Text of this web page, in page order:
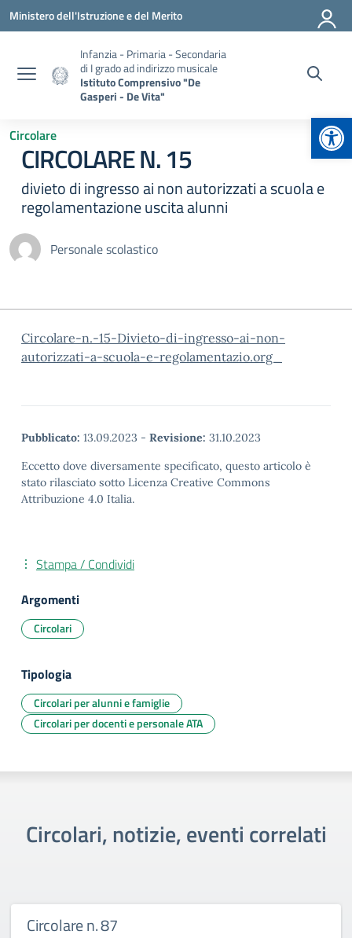
Vai ai contenuti
Vai al menu di navigazione
Vai al footer
Ministero dell'Istruzione e del Merito
Infanzia - Primaria - Secondaria
di I grado ad indirizzo musicale
Istituto Comprensivo "De
Gasperi - De Vita"
Circolare
CIRCOLARE N. 15
divieto di ingresso ai non autorizzati a scuola e
regolamentazione uscita alunni
Personale scolastico
Circolare-n.-15-Divieto-di-ingresso-ai-non-
autorizzati-a-scuola-e-regolamentazio.org_
Pubblicato: 13.09.2023 - Revisione: 31.10.2023
Eccetto dove diversamente specificato, questo articolo è
stato rilasciato sotto Licenza Creative Commons
Attribuzione 4.0 Italia.
Stampa / Condividi
Argomenti
Circolari
Tipologia
Circolari per alunni e famiglie
Circolari per docenti e personale ATA
Circolari, notizie, eventi correlati
Circolare n. 87